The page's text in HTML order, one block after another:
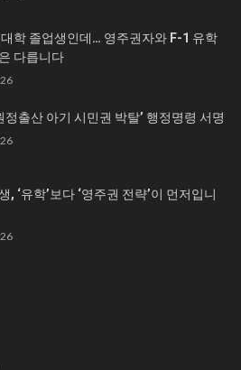
학 졸업생인데… 영주권자와 F-1 유학
다릅니다
정출산 아기 시민권 박탈’ 행정명령 서명
, ‘유학’보다 ‘영주권 전략’이 먼저입니